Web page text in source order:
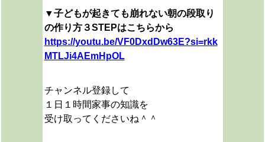
▼子どもが起きても崩れない朝の段取り
の作り方３STEPはこちらから
https://youtu.be/VF0DxdDw63E?si=rkk
MTLJi4AEmHpOL
チャンネル登録して
１日１時間家事の知識を
受け取ってくださいね＾＾